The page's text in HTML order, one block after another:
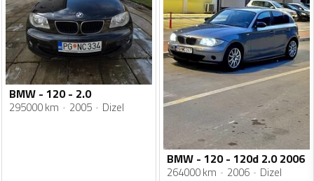
BMW - 120 - 2.0
295000 km 2005 Dizel
BMW - 120 - 120d 2.0 2006
264000 km 2006 Dizel